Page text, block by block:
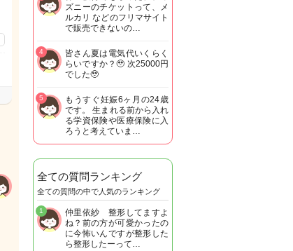
ズニーのチケットって、メ
ルカリ などのフリマサイト
で販売できないの…
皆さん夏は電気代いくらく
らいですか？🥹 次25000円
でした🥹
4
もうすぐ妊娠6ヶ月の24歳
です。 生まれる前から入れ
る学資保険や医療保険に入
ろうと考えていま…
5
全ての質問ランキング
全ての質問の中で人気のランキング
仲里依紗 整形してますよ
ね？前の方が可愛かったの
に今怖いんですが整形した
ら整形したーって…
1